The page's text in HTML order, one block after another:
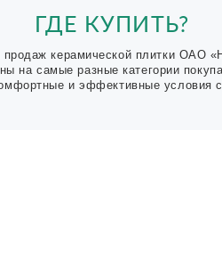
ГДЕ КУПИТЬ?
керамической плитки ОАО
на самые разные категории
и эффективные условия